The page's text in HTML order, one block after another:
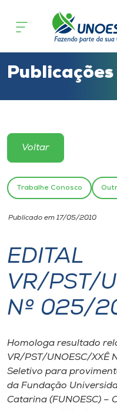
Cursos
Atendimento ao
Portal de Ensino
Unoesc
Internacionalização
I.nova
Cultura
CPA
Voltar
Trabalhe Conosco
Publicado em 17/05/2010
EDITAL
VR/PST/
Nº 025/
Homologa resultado
VR/PST/UNOESC/XXÊ
Seletivo para
da Fundação
Catarina (FUNOESC) –